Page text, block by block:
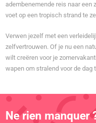
adembenemende reis naar een
voet op een tropisch strand te
Verwen jezelf met een
zelfvertrouwen. Of je nu een
wilt creëren voor je
wapen om stralend voor de dag
Ne rien manquer